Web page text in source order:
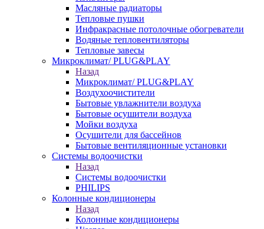
Масляные радиаторы
Тепловые пушки
Инфракрасные потолочные обогреватели
Водяные тепловентиляторы
Тепловые завесы
Микроклимат/ PLUG&PLAY
Назад
Микроклимат/ PLUG&PLAY
Воздухоочистители
Бытовые увлажнители воздуха
Бытовые осушители воздуха
Мойки воздуха
Осушители для бассейнов
Бытовые вентиляционные установки
Системы водоочистки
Назад
Системы водоочистки
PHILIPS
Колонные кондиционеры
Назад
Колонные кондиционеры